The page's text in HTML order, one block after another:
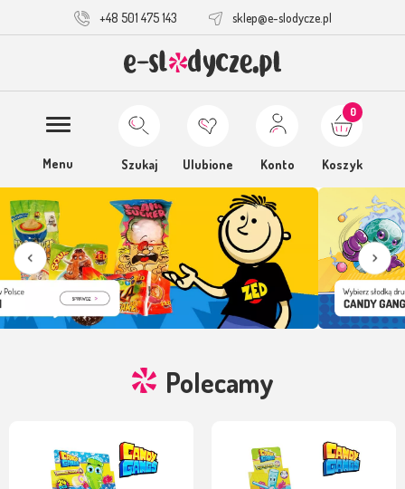
+48 501 475 143 sklep@e-slodycze.pl
Menu Szukaj Ulubione Konto Koszyk
0
Polecamy